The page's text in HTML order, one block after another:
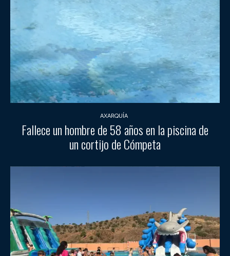
AXARQUÍA
Fallece un hombre de 58 años en la piscina de
un cortijo de Cómpeta